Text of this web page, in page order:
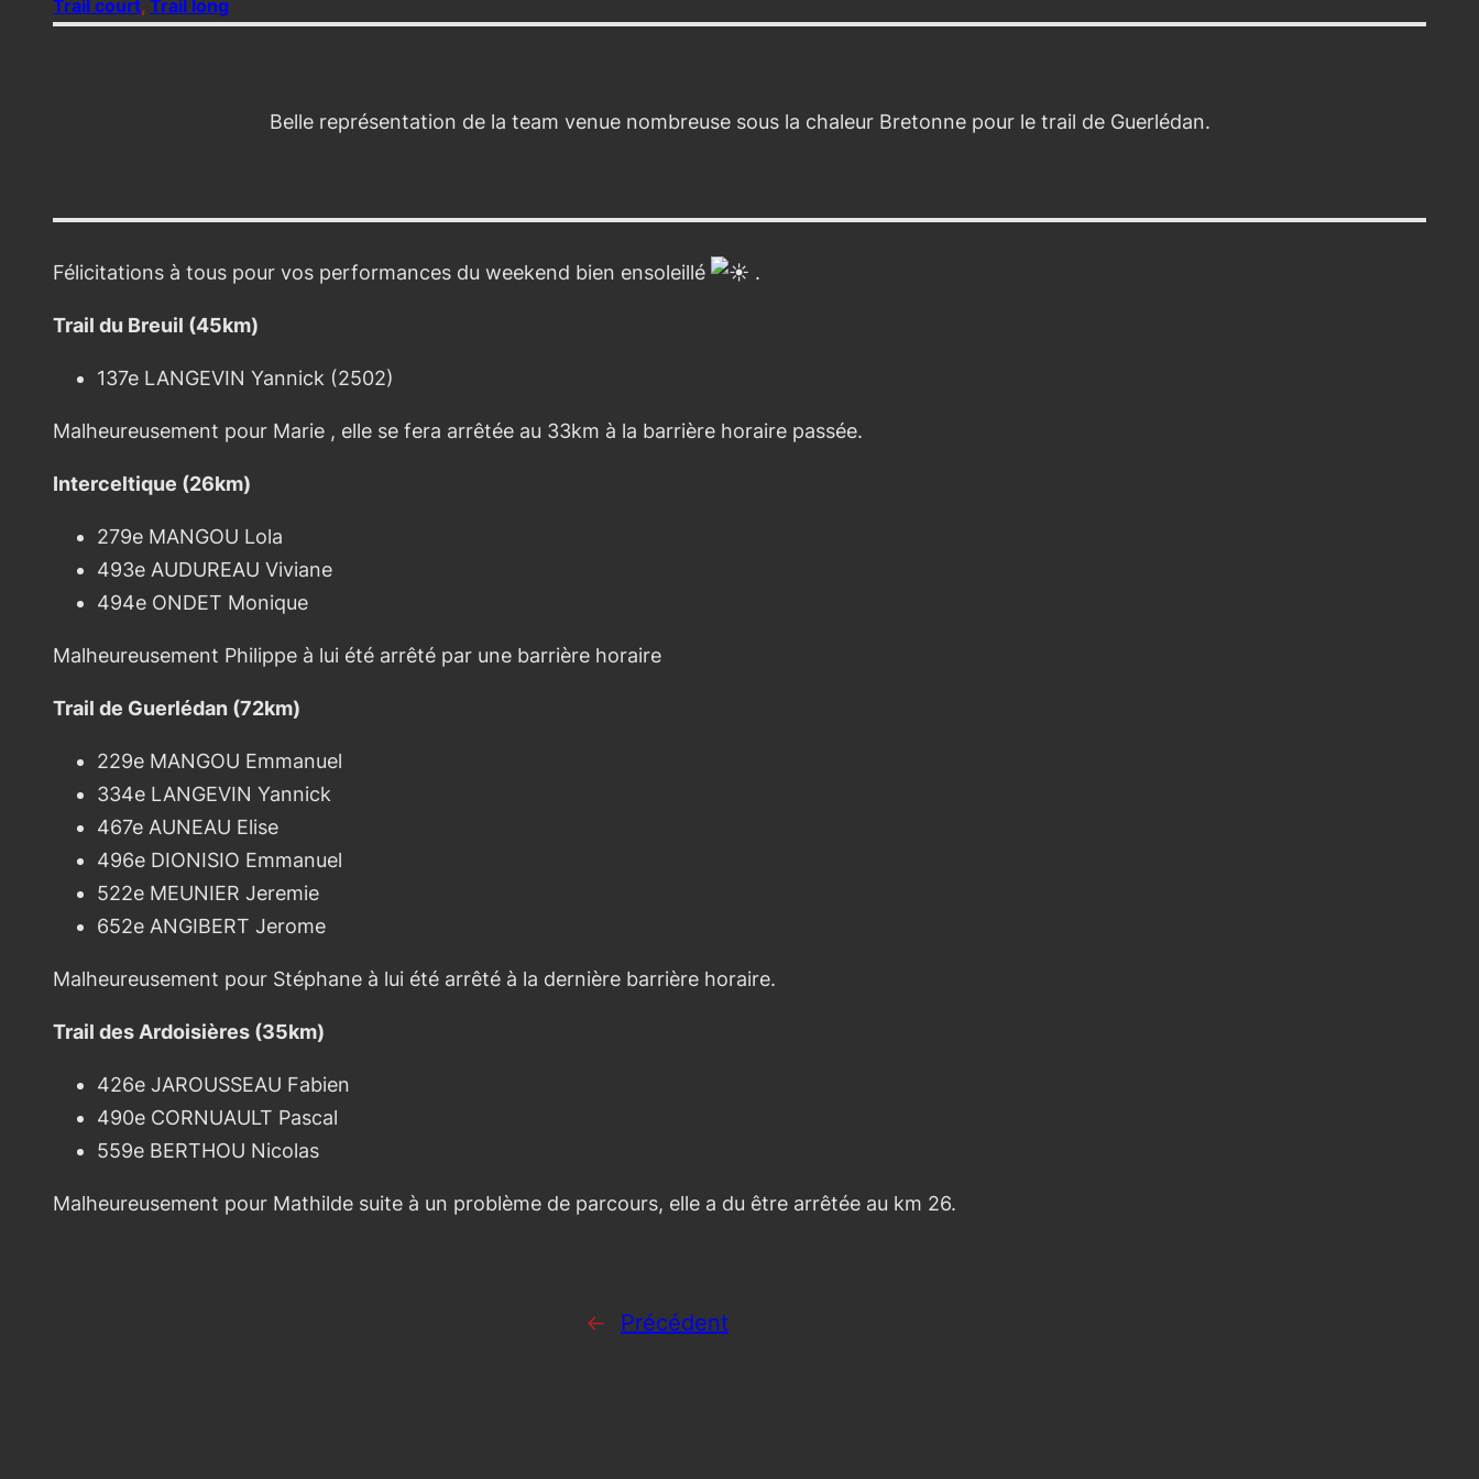
Trail court, Trail long
Belle représentation de la team venue nombreuse sous la chaleur Bretonne pour le trail de Guerlédan.
Félicitations à tous pour vos performances du weekend bien ensoleillé .
Trail du Breuil (45km)
137e LANGEVIN Yannick (2502)
Malheureusement pour Marie , elle se fera arrêtée au 33km à la barrière horaire passée.
Interceltique (26km)
279e MANGOU Lola
493e AUDUREAU Viviane
494e ONDET Monique
Malheureusement Philippe à lui été arrêté par une barrière horaire
Trail de Guerlédan (72km)
229e MANGOU Emmanuel
334e LANGEVIN Yannick
467e AUNEAU Elise
496e DIONISIO Emmanuel
522e MEUNIER Jeremie
652e ANGIBERT Jerome
Malheureusement pour Stéphane à lui été arrêté à la dernière barrière horaire.
Trail des Ardoisières (35km)
426e JAROUSSEAU Fabien
490e CORNUAULT Pascal
559e BERTHOU Nicolas
Malheureusement pour Mathilde suite à un problème de parcours, elle a du être arrêtée au km 26.
← Précédent